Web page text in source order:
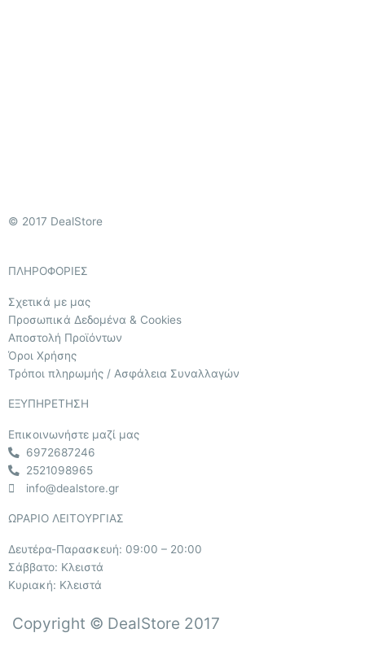
© 2017 DealStore
ΠΛΗΡΟΦΟΡΙΕΣ
Σχετικά με μας
Προσωπικά Δεδομένα & Cookies
Αποστολή Προϊόντων
Όροι Χρήσης
Τρόποι πληρωμής / Ασφάλεια Συναλλαγών
ΕΞΥΠΗΡΕΤΗΣΗ
Επικοινωνήστε μαζί μας
6972687246
2521098965
info@dealstore.gr
ΩΡΑΡΙΟ ΛΕΙΤΟΥΡΓΙΑΣ​
Δευτέρα-Παρασκευή: 09:00 – 20:00
Σάββατο: Κλειστά
Κυριακή: Κλειστά
Copyright © DealStore 2017